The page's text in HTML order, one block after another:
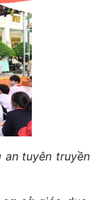
tuyên truyền